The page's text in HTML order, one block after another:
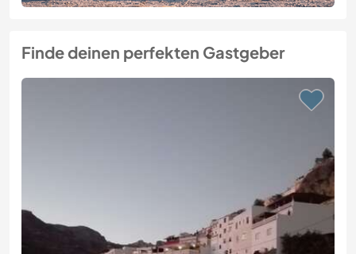
Finde deinen perfekten Gastgeber